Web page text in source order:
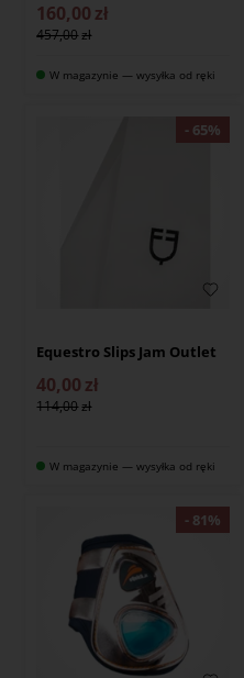
160,00 zł
457,00
W magazynie — wysyłka od ręki
Equestro Slips Jam Outlet
40,00 zł
114,00
W magazynie — wysyłka od ręki